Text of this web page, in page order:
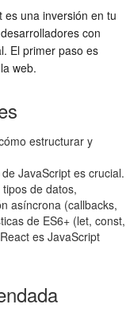
es una inversión en tu
con
El primer paso es
web.
estructurar y
JavaScript es crucial.
de datos,
asíncrona (callbacks,
de ES6+ (let, const,
es JavaScript